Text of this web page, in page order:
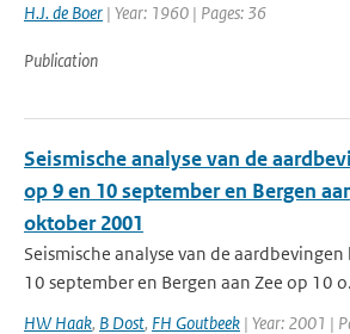
H.J. de Boer | Year: 1960 | Pages: 36
Publication
Seismische analyse van de
op 9 en 10 september en Bergen
oktober 2001
Seismische analyse van de
10 september en Bergen aan Zee op 10
HW Haak, B Dost, FH Goutbeek | Year: 2001 |